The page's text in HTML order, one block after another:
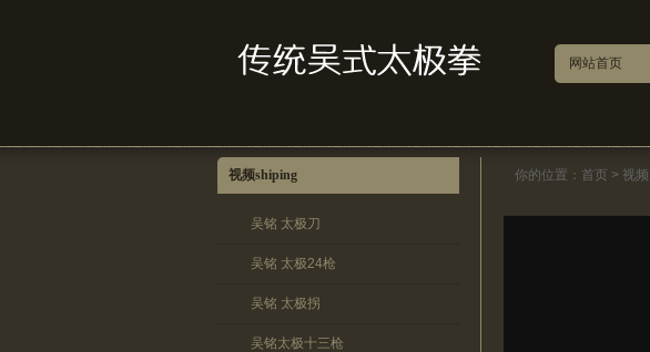
网站首页
视频shiping
吴铭 太极刀
吴铭 太极24枪
吴铭 太极拐
吴铭太极十三枪
你的位置： 首页 > 视频